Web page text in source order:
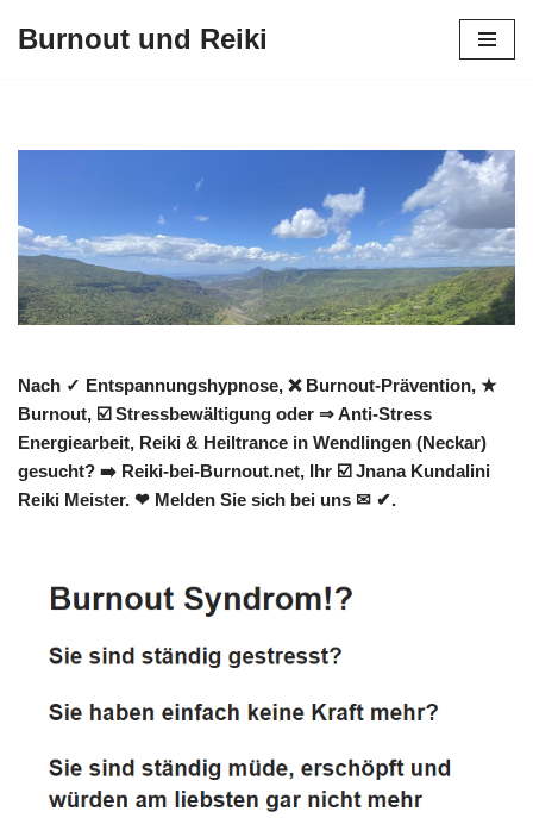
Burnout und Reiki
Nach ✓ Entspannungshypnose, ❌ Burnout-Prävention, ★
Burnout, ☑️ Stressbewältigung oder ⇒ Anti-Stress
Energiearbeit, Reiki & Heiltrance in Wendlingen (Neckar)
gesucht? ➡️ Reiki-bei-Burnout.net, Ihr ☑️ Jnana Kundalini
Reiki Meister. ❤ Melden Sie sich bei uns ✉ ✔.